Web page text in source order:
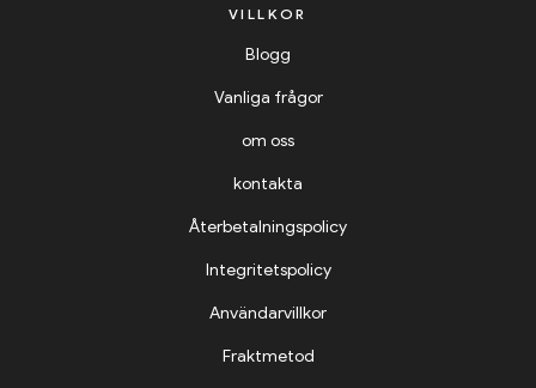
VILLKOR
Blogg
Vanliga frågor
om oss
kontakta
Återbetalningspolicy
Integritetspolicy
Användarvillkor
Fraktmetod